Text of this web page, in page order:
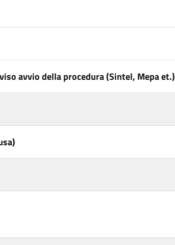
avvio della procedura (Sintel, Mepa et.)